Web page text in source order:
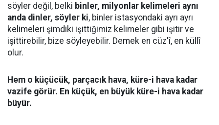
söyler değil, belki binler, milyonlar kelimeleri aynı
anda dinler, söyler ki, binler istasyondaki ayrı ayrı
kelimeleri şimdiki işittiğimiz kelimeler gibi işitir ve
işittirebilir, bize söyleyebilir. Demek en cüz'î, en küllî
olur.
Hem o küçücük, parçacık hava, küre-i hava kadar
vazife görür. En küçük, en büyük küre-i hava kadar
büyür.